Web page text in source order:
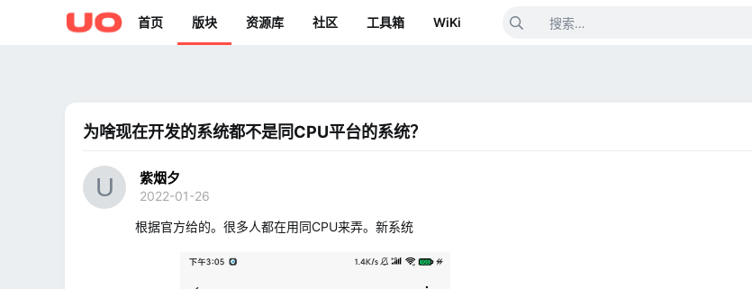
首页 版块 资源库 社区 工具箱 WiKi
为啥现在开发的系统都不是同CPU平台的系统？
紫烟夕
2022-01-26
根据官方给的。很多人都在用同CPU来弄。新系统